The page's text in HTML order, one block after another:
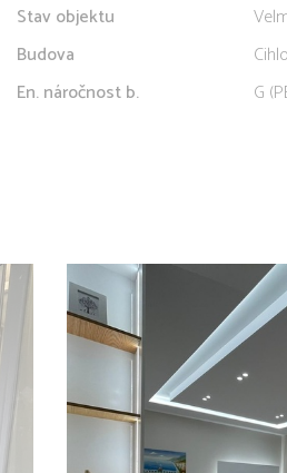
Stav objektu
Budova
En. náročnost b.
G